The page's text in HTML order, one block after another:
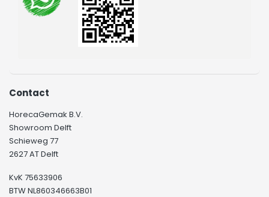
Contact
HorecaGemak B.V.
Showroom Delft
Schieweg 77
2627 AT Delft
KvK 75633906
BTW NL860346663B01